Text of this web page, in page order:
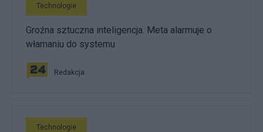
Technologie
Groźna sztuczna inteligencja. Meta alarmuje o
włamaniu do systemu
Redakcja
Technologie